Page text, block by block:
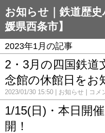
お知らせ｜鉄道歴
媛県西条市】
2023年1月の記事
2・3月の四国鉄道
念館の休館日をお
2023/01/30 15:50 お知らせ コメ
1/15(日)・本日開
開！